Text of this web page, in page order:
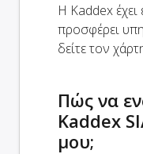
Η Kaddex
προσφέρει
δείτε τον
Πώς να
Kaddex
μου;